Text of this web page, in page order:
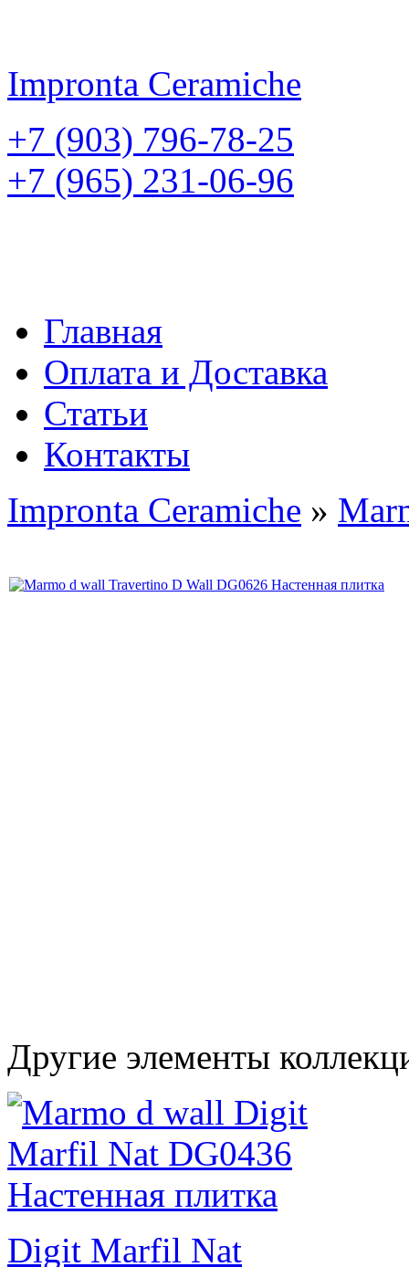
Impronta Ceramiche
+7 (903) 796-78-25
+7 (965) 231-06-96
Главная
Оплата и Доставка
Статьи
Контакты
Impronta Ceramiche »
Другие элементы
Digit Marfil Nat